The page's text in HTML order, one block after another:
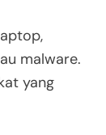
malware.
yang